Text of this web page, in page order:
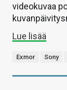
videokuvaa
Lue lisää
Exmor Sony